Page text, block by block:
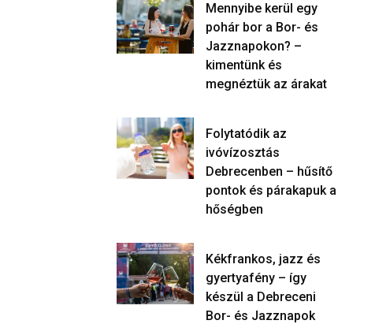
Mennyibe kerül egy
pohár bor a Bor- és
Jazznapokon? –
kimentünk és
megnéztük az árakat
Folytatódik az
ivóvízosztás
Debrecenben – hűsítő
pontok és párakapuk a
hőségben
Kékfrankos, jazz és
gyertyafény – így
készül a Debreceni
Bor- és Jazznapok